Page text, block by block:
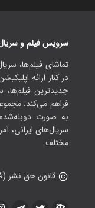
سرویس فیلم و
تماشای فیلم‌ها،
در کنار ارائه
جدیدترین فیلم‌ها،
فراهم می‌کند.
به صورت
سریال‌های ایرانی،
مختلف.
قانون حق نشر (DMCA)